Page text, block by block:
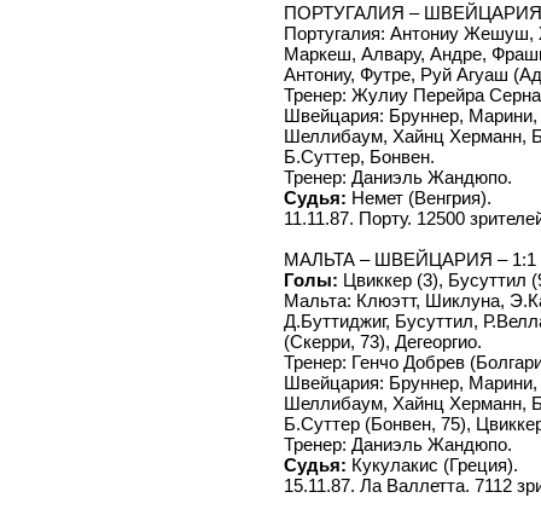
ПОРТУГАЛИЯ – ШВЕЙЦАРИЯ
Португалия: Антониу Жешуш,
Маркеш, Алвару, Андре,
Антониу, Футре, Руй Агуаш
Тренер: Жулиу Перейра
Швейцария: Бруннер,
Шеллибаум, Хайнц Херманн,
Б.Суттер, Бонвен.
Тренер: Даниэль Жандюпо.
Судья: Немет (Венгрия).
11.11.87. Порту. 12500
МАЛЬТА – ШВЕЙЦАРИЯ – 1:1
Голы: Цвиккер (3), Бусуттил
Мальта: Клюэтт, Шиклуна,
Д.Буттиджиг, Бусуттил,
(Скерри, 73), Дегеоргио.
Тренер: Генчо Добрев
Швейцария: Бруннер,
Шеллибаум, Хайнц Херманн,
Б.Суттер (Бонвен, 75),
Тренер: Даниэль Жандюпо.
Судья: Кукулакис (Греция).
15.11.87. Ла Валлетта. 7112